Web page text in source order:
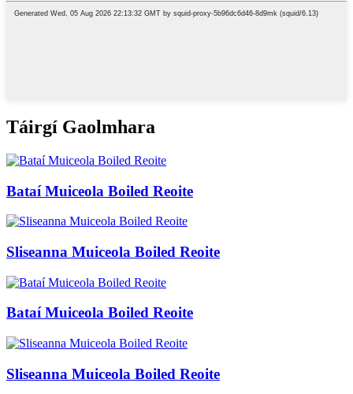
Táirgí Gaolmhara
Bataí Muiceola Boiled Reoite
Sliseanna Muiceola Boiled Reoite
Bataí Muiceola Boiled Reoite
Sliseanna Muiceola Boiled Reoite